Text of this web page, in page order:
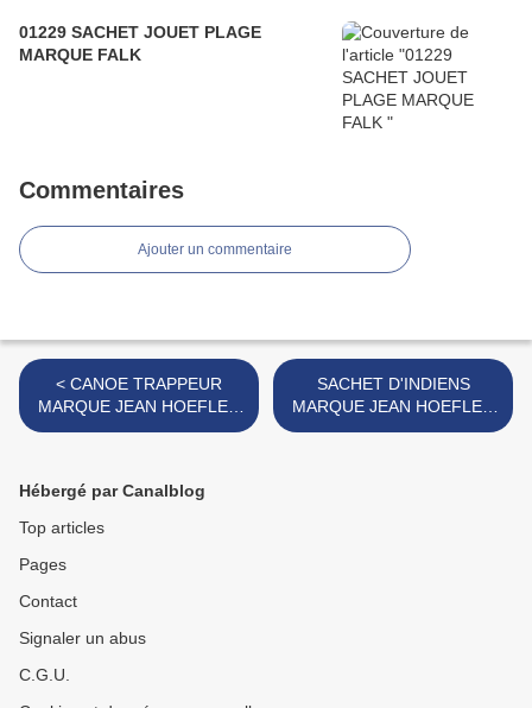
01229 SACHET JOUET PLAGE
MARQUE FALK
Commentaires
Ajouter un commentaire
< CANOE TRAPPEUR
MARQUE JEAN HOEFLER
MADE IN WEST GERMANY
SACHET D'INDIENS
MARQUE JEAN HOEFLER
MADE IN WEST GERMANY
Hébergé par Canalblog
Top articles
Pages
Contact
Signaler un abus
C.G.U.